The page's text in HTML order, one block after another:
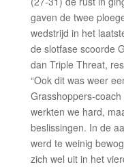
gaven de twee
wedstrijd in het
de slotfase scoorde
dan Triple Threat,
“Ook dit was weer
Grasshoppers-coach
werkten we hard,
beslissingen. In de
werd te weinig
zich wel uit in het